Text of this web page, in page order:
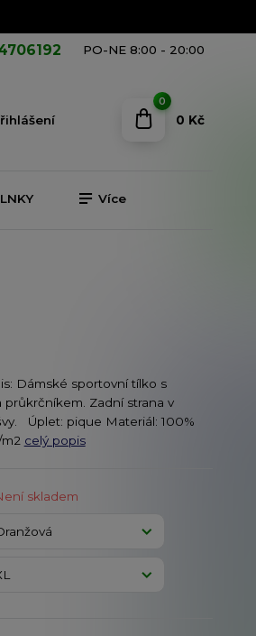
PO-NE 8:00 - 20:00
0
0 Kč
Více
Dámské sportovní tílko s
Zadní strana v
Úplet: pique Materiál: 100%
celý popis
skladem